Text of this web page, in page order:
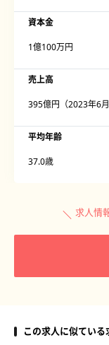
資本金
1億100万円
売上高
395億円（2023年6月
平均年齢
37.0歳
求人情
この求人に似ている